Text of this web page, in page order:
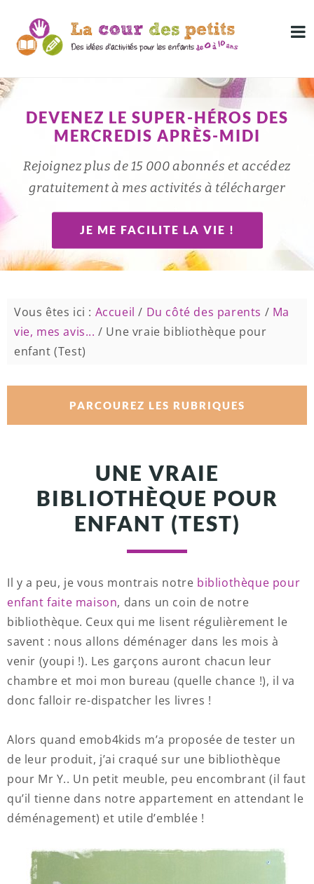
DEVENEZ LE SUPER-HÉROS DES
MERCREDIS APRÈS-MIDI
Rejoignez plus de 15 000 abonnés et accédez
gratuitement à mes activités à télécharger
JE ME FACILITE LA VIE !
Vous êtes ici : Accueil / Du côté des parents / Ma
vie, mes avis... / Une vraie bibliothèque pour
enfant (Test)
PARCOUREZ LES RUBRIQUES
UNE VRAIE
BIBLIOTHÈQUE POUR
ENFANT (TEST)
Il y a peu, je vous montrais notre bibliothèque pour
enfant faite maison, dans un coin de notre
bibliothèque. Ceux qui me lisent régulièrement le
savent : nous allons déménager dans les mois à
venir (youpi !). Les garçons auront chacun leur
chambre et moi mon bureau (quelle chance !), il va
donc falloir re-dispatcher les livres !
Alors quand emob4kids m’a proposée de tester un
de leur produit, j’ai craqué sur une bibliothèque
pour Mr Y.. Un petit meuble, peu encombrant (il faut
qu’il tienne dans notre appartement en attendant le
déménagement) et utile d’emblée !